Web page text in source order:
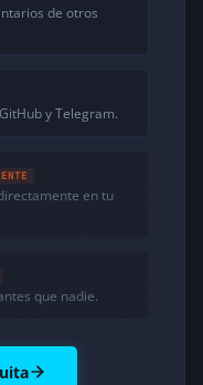
de otros
y Telegram.
en tu
que nadie.